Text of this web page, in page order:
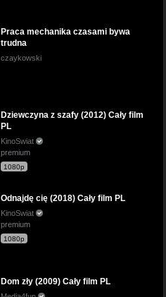
Praca mechanika czasami bywa
trudna
czaykowski
Dziewczyna z szafy (2012) Cały film
PL
KinoSwiat
premium
1080p
Odnajdę cię (2018) Cały film PL
KinoSwiat
premium
1080p
Dom zły (2009) Cały film PL